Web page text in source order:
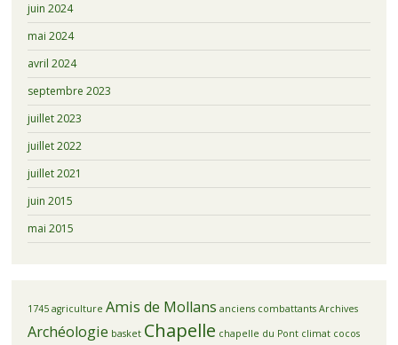
juin 2024
mai 2024
avril 2024
septembre 2023
juillet 2023
juillet 2022
juillet 2021
juin 2015
mai 2015
1745 agriculture Amis de Mollans anciens combattants Archives
Archéologie basket Chapelle chapelle du Pont climat cocos